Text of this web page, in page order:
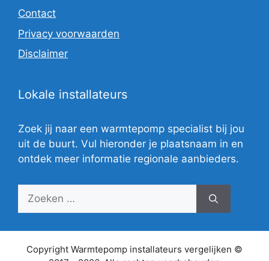
Contact
Privacy voorwaarden
Disclaimer
Lokale installateurs
Zoek jij naar een warmtepomp specialist bij jou
uit de buurt. Vul hieronder je plaatsnaam in en
ontdek meer informatie regionale aanbieders.
Zoek
Copyright Warmtepomp installateurs vergelijken ©